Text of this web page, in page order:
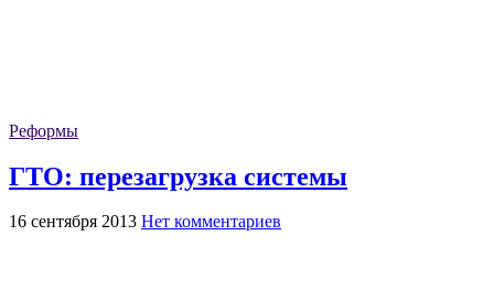
Реформы
ГТО: перезагрузка системы
16 сентября 2013 Нет комментариев